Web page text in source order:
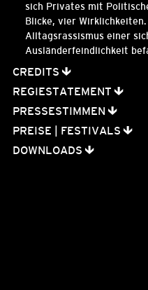
sich Privates mit
Blicke, vier Wirklichkeiten.
Alltagsrassismus einer
Ausländerfeindlichkeit
CREDITS
REGIESTATEMENT
PRESSESTIMMEN
PREISE | FESTIVALS
DOWNLOADS